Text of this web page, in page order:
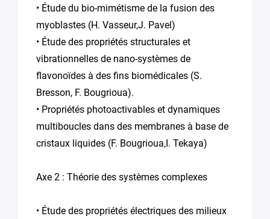
• Étude du bio-mimétisme de la fusion des
myoblastes (H. Vasseur,J. Pavel)
• Étude des propriétés structurales et
vibrationnelles de nano-systèmes de
flavonoïdes à des fins biomédicales (S.
Bresson, F. Bougrioua).
• Propriétés photoactivables et dynamiques
multiboucles dans des membranes à base de
cristaux liquides (F. Bougrioua,I. Tekaya)
Axe 2 : Théorie des systèmes complexes
• Étude des propriétés électriques des milieux